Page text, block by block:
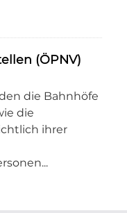
(ÖPNV)
die Bahnhöfe
die
ihrer